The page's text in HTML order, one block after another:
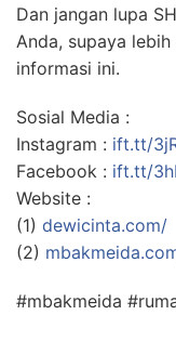
Dan jangan lupa
Anda, supaya
informasi ini.
Sosial Media :
Instagram : ift.tt/
Facebook : ift.tt/
Website :
(1) dewicinta.com/
(2)
#mbakmeida